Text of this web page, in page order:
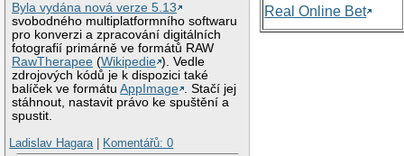
Byla vydána nová verze 5.13
svobodného multiplatformního softwaru
pro konverzi a zpracování digitálních
fotografií primárně ve formátů RAW
RawTherapee (Wikipedie ). Vedle
zdrojových kódů je k dispozici také
balíček ve formátuAppImage . Stačí jej
stáhnout, nastavit právo ke spuštění a
spustit.
Ladislav Hagara
Komentářů: 0
Real Online Bet